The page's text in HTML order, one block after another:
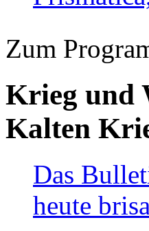
Zum
Krieg und
Kalten
Das
heute